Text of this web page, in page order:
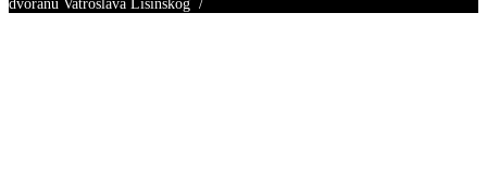
dvoranu Vatroslava Lisinskog /